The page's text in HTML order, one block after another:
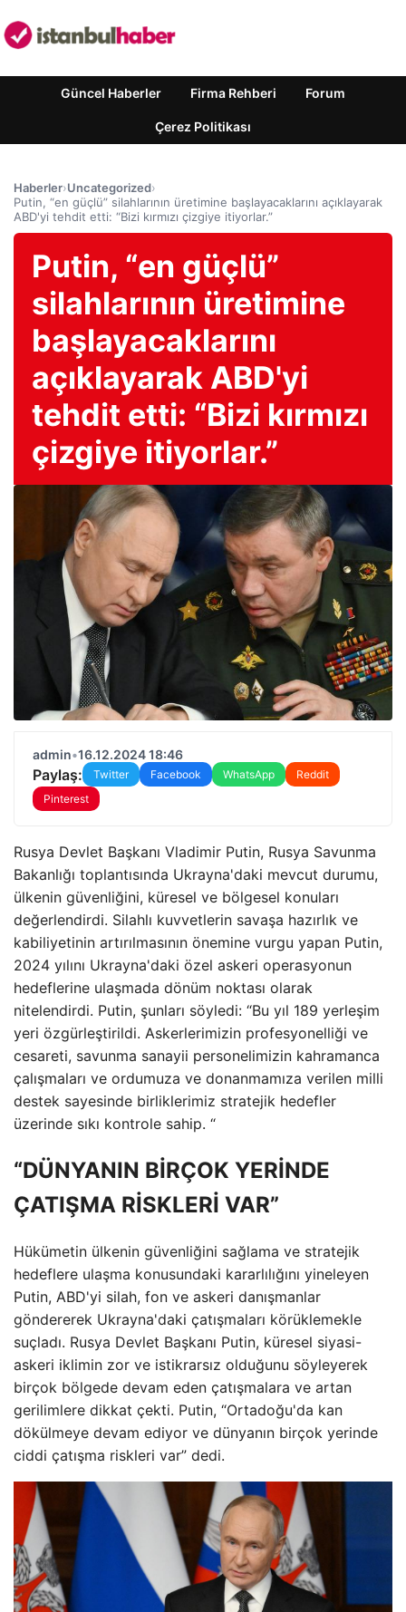
Güncel Haberler Firma Rehberi Forum
Çerez Politikası
Haberler›Uncategorized›
Putin, “en güçlü” silahlarının üretimine başlayacaklarını açıklayarak
ABD'yi tehdit etti: “Bizi kırmızı çizgiye itiyorlar.”
Putin, “en güçlü”
silahlarının üretimine
başlayacaklarını
açıklayarak ABD'yi
tehdit etti: “Bizi kırmızı
çizgiye itiyorlar.”
admin•16.12.2024 18:46
Paylaş: Twitter Facebook WhatsApp
Reddit
Pinterest
Rusya Devlet Başkanı Vladimir Putin, Rusya Savunma
Bakanlığı toplantısında Ukrayna'daki mevcut durumu,
ülkenin güvenliğini, küresel ve bölgesel konuları
değerlendirdi. Silahlı kuvvetlerin savaşa hazırlık ve
kabiliyetinin artırılmasının önemine vurgu yapan Putin,
2024 yılını Ukrayna'daki özel askeri operasyonun
hedeflerine ulaşmada dönüm noktası olarak
nitelendirdi. Putin, şunları söyledi: “Bu yıl 189 yerleşim
yeri özgürleştirildi. Askerlerimizin profesyonelliği ve
cesareti, savunma sanayii personelimizin kahramanca
çalışmaları ve ordumuza ve donanmamıza verilen milli
destek sayesinde birliklerimiz stratejik hedefler
üzerinde sıkı kontrole sahip. “
“DÜNYANIN BİRÇOK YERİNDE
ÇATIŞMA RİSKLERİ VAR”
Hükümetin ülkenin güvenliğini sağlama ve stratejik
hedeflere ulaşma konusundaki kararlılığını yineleyen
Putin, ABD'yi silah, fon ve askeri danışmanlar
göndererek Ukrayna'daki çatışmaları körüklemekle
suçladı. Rusya Devlet Başkanı Putin, küresel siyasi-
askeri iklimin zor ve istikrarsız olduğunu söyleyerek
birçok bölgede devam eden çatışmalara ve artan
gerilimlere dikkat çekti. Putin, “Ortadoğu'da kan
dökülmeye devam ediyor ve dünyanın birçok yerinde
ciddi çatışma riskleri var” dedi.